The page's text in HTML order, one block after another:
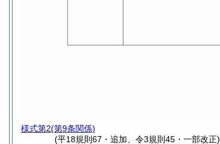
様式第2(第9条関係)
(平18規則67・追加、令3規則45・一部改正)